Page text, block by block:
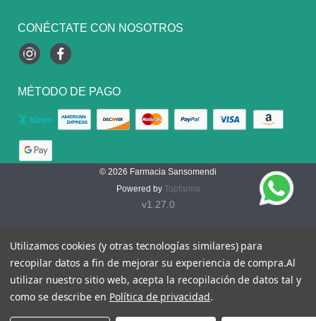
CONÉCTATE CON NOSOTROS
InstagramFacebook
MÉTODO DE PAGO
© 2026 Farmacia Sansomendi
Powered by Topfarma
v1.27.0
Utilizamos cookies (y otras tecnologías similares) para
recopilar datos a fin de mejorar su experiencia de compra.Al
utilizar nuestro sitio web, acepta la recopilación de datos tal y
como se describe en Política de privacidad.